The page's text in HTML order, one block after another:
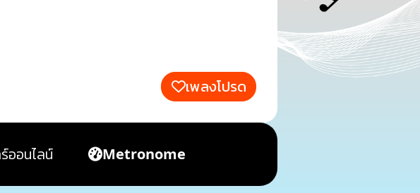
เพลงโปรด
ออนไลน์ Metronome